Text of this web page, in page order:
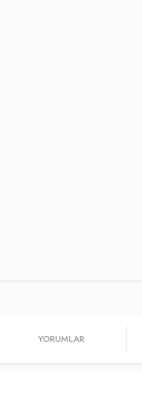
YORUMLAR